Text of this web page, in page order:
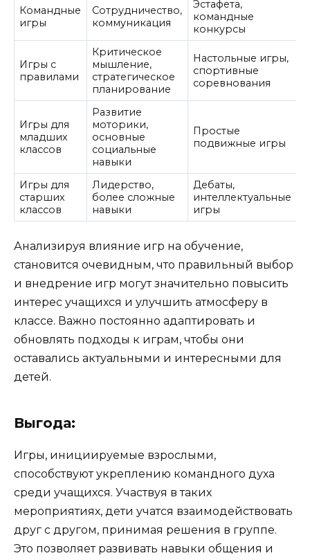
Командные
игры
Сотрудничество,
коммуникация
Эстафета,
командные
конкурсы
Игры с
правилами
Критическое
мышление,
стратегическое
планирование
Настольные игры,
спортивные
соревнования
Игры для
младших
классов
Развитие
моторики,
основные
социальные
навыки
Простые
подвижные игры
Игры для
старших
классов
Лидерство,
более сложные
навыки
Дебаты,
интеллектуальные
игры
Анализируя влияние игр на обучение,
становится очевидным, что правильный выбор
и внедрение игр могут значительно повысить
интерес учащихся и улучшить атмосферу в
классе. Важно постоянно адаптировать и
обновлять подходы к играм, чтобы они
оставались актуальными и интересными для
детей.
Выгода:
Игры, инициируемые взрослыми,
способствуют укреплению командного духа
среди учащихся. Участвуя в таких
мероприятиях, дети учатся взаимодействовать
друг с другом, принимая решения в группе.
Это позволяет развивать навыки общения и